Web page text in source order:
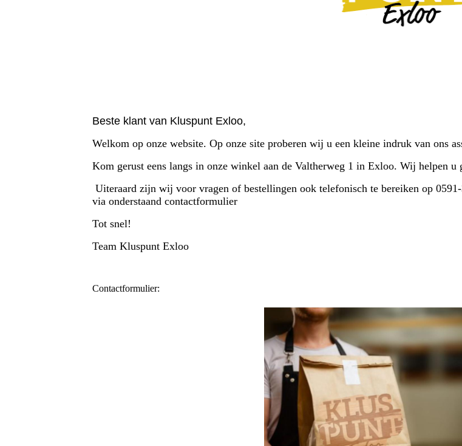
Beste klant van Kluspunt Exloo,
Welkom op onze website. Op onze site proberen wij u een kleine indruk van ons
Kom gerust eens langs in onze winkel aan de Valtherweg 1 in Exloo. Wij helpen
Uiteraard zijn wij voor vragen of bestellingen ook telefonisch te bereiken op
via onderstaand contactformulier
Tot snel!
Team Kluspunt Exloo
Contactformulier: